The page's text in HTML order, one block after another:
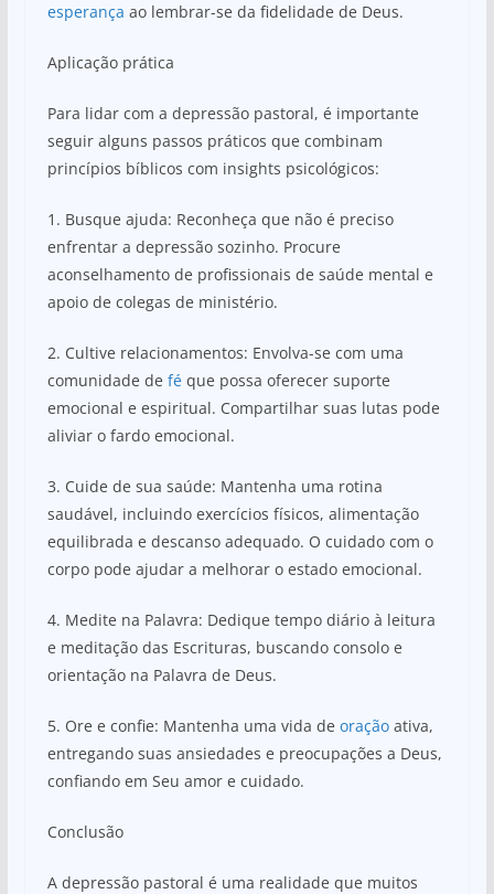
esperança ao lembrar-se da fidelidade de Deus.
Aplicação prática
Para lidar com a depressão pastoral, é importante
seguir alguns passos práticos que combinam
princípios bíblicos com insights psicológicos:
1. Busque ajuda: Reconheça que não é preciso
enfrentar a depressão sozinho. Procure
aconselhamento de profissionais de saúde mental e
apoio de colegas de ministério.
2. Cultive relacionamentos: Envolva-se com uma
comunidade de féque possa oferecer suporte
emocional e espiritual. Compartilhar suas lutas pode
aliviar o fardo emocional.
3. Cuide de sua saúde: Mantenha uma rotina
saudável, incluindo exercícios físicos, alimentação
equilibrada e descanso adequado. O cuidado com o
corpo pode ajudar a melhorar o estado emocional.
4. Medite na Palavra: Dedique tempo diário à leitura
e meditação das Escrituras, buscando consolo e
orientação na Palavra de Deus.
5. Ore e confie: Mantenha uma vida de oraçãoativa,
entregando suas ansiedades e preocupações a Deus,
confiando em Seu amor e cuidado.
Conclusão
A depressão pastoral é uma realidade que muitos